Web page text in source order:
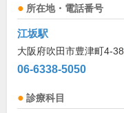
所在地・電話番号
江坂駅
大阪府吹田市豊津町4-38
06-6338-5050
診療科目